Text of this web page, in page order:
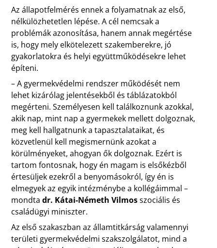
Az állapotfelmérés ennek a folyamatnak az első,
nélkülözhetetlen lépése. A cél nemcsak a
problémák azonosítása, hanem annak megértése
is, hogy mely elkötelezett szakemberekre, jó
gyakorlatokra és helyi együttműködésekre lehet
építeni.
– A gyermekvédelmi rendszer működését nem
lehet kizárólag jelentésekből és táblázatokból
megérteni. Személyesen kell találkoznunk azokkal,
akik nap, mint nap a gyermekek mellett dolgoznak,
meg kell hallgatnunk a tapasztalataikat, és
közvetlenül kell megismernünk azokat a
körülményeket, ahogyan ők dolgoznak. Ezért is
tartom fontosnak, hogy én magam is elsőkézből
értesüljek ezekről a benyomásokról, így én is
elmegyek az egyik intézménybe a kollégáimmal –
mondta dr. Kátai-Németh Vilmosszociális és
családügyi miniszter.
Az első szakaszban az államtitkárság valamennyi
területi gyermekvédelmi szakszolgálatot, mind a